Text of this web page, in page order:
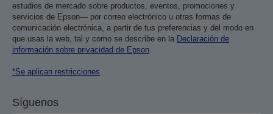
estudios de mercado sobre productos, eventos, promociones y
servicios de Epson— por correo electrónico u otras formas de
comunicación electrónica, a partir de tus preferencias y del modo en
que usas la web, tal y como se describe en la Declaración de
información sobre privacidad de Epson.
*Se aplican restricciones
Síguenos